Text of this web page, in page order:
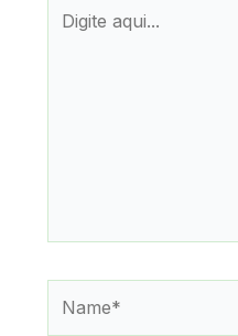
aqui...